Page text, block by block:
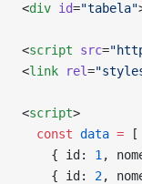
<div id="tabela"
<script src=
<link rel=
<script>
  const
data = [
    { id:
1 ,
    { id:
2,